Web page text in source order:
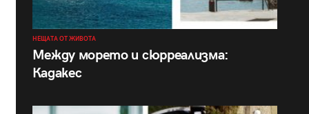
НЕЩАТА ОТ ЖИВОТА
Между морето и сюрреализма:
Кадакес